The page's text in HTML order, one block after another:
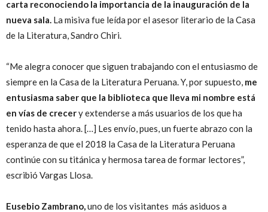
carta reconociendo la importancia de la inauguración de la
nueva sala. La misiva fue leída por el asesor literario de la Casa
de la Literatura, Sandro Chiri.
“Me alegra conocer que siguen trabajando con el entusiasmo de
siempre en la Casa de la Literatura Peruana. Y, por supuesto, me
entusiasma saber que la biblioteca que lleva mi nombre está
en vías de crecery extenderse a más usuarios de los que ha
tenido hasta ahora. […] Les envío, pues, un fuerte abrazo con la
esperanza de que el 2018 la Casa de la Literatura Peruana
continúe con su titánica y hermosa tarea de formar lectores”,
escribió Vargas Llosa.
Eusebio Zambrano, uno de los visitantes más asiduos a